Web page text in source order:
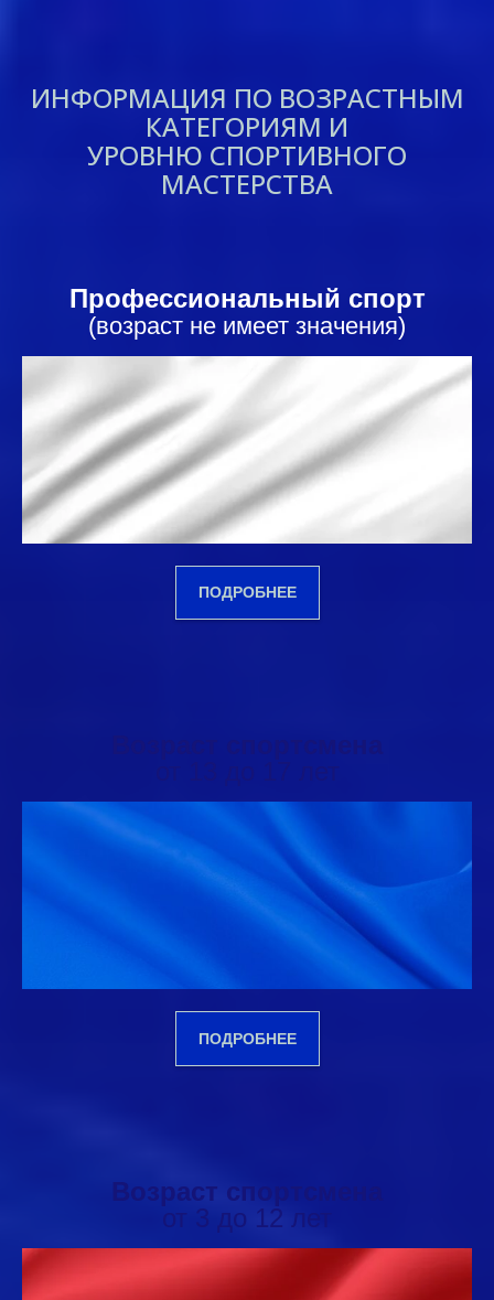
ИНФОРМАЦИЯ ПО ВОЗРАСТНЫМ
КАТЕГОРИЯМ И
УРОВНЮ СПОРТИВНОГО
МАСТЕРСТВА
Профессиональный спорт
(возраст не имеет значения)
ПОДРОБНЕЕ
ПОДРОБНЕЕ
Возраст спортсмена
от 3 до 12 лет